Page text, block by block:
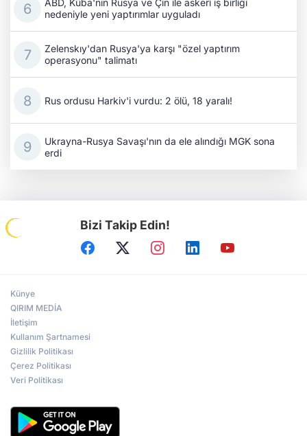
ABD, Küba'nın Rusya ve Çin ile askeri iş birliği
nedeniyle yeni yaptırımlar uyguladı
Zelenskıy'dan Rusya'ya karşı "özel yaptırım
operasyonu" talimatı
Rus ordusu Harkiv'i vurdu: 2 ölü, 18 yaralı!
Ukrayna-Rusya Savaşı'nın da ele alındığı MGK sona
erdi
Bizi Takip Edin!
Künye
QIRIM MEDİA
İletişim
Kullanım Şartnamesi
Gizlilik Politikası
Çerez Politikası
Veri Politikası